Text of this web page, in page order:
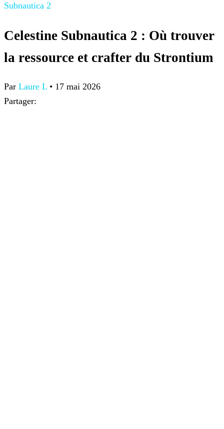
Subnautica 2
Celestine Subnautica 2 : Où trouver
la ressource et crafter du Strontium
Par Laure L • 17 mai 2026
Partager: